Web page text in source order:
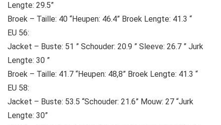
Lengte: 29.5”
Broek – Taille: 40 “Heupen: 46.4” Broek Lengte: 41.3 “
EU 56:
Jacket – Buste: 51 ” Schouder: 20.9 ” Sleeve: 26.7 ” Jurk
Lengte: 30 ”
Broek – Taille: 41.7 “Heupen: 48,8” Broek Lengte: 41.3 “
EU 58:
Jacket – Buste: 53.5 “Schouder: 21.6” Mouw: 27 “Jurk
Lengte: 30”